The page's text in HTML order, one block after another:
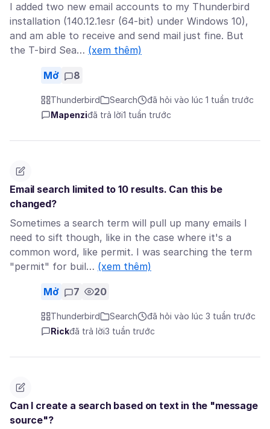
I added two new email accounts to my Thunderbird
installation (140.12.1esr (64-bit) under Windows 10),
and am able to receive and send mail just fine. But
the T-bird Sea… (xem thêm)
Mở 8
Thunderbird Search
đã hỏi vào lúc 1 tuần trước
Mapenziđã trả lời1 tuần trước
Email search limited to 10 results. Can this be
changed?
Sometimes a search term will pull up many emails I
need to sift though, like in the case where it's a
common word, like permit. I was searching the term
"permit" for buil… (xem thêm)
Mở 7 20
Thunderbird Search
đã hỏi vào lúc 3 tuần trước
Rickđã trả lời3 tuần trước
Can I create a search based on text in the "message
source"?